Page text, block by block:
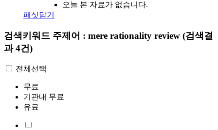
오늘 본 자료가 없습니다.
패싯닫기
검색키워드 주제어 : mere rationality review (검색결
과 4건)
전체선택
무료
기관내 무료
유료